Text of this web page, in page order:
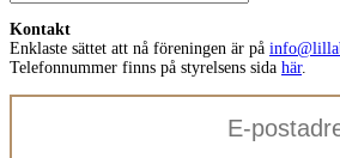
Kontakt
Enklaste sättet att nå föreningen är på
Telefonnummer finns på styrelsens sida här.
E-